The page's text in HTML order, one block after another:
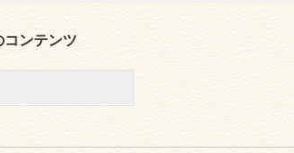
ンテンツ